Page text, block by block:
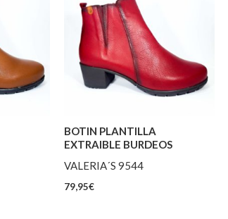
BOTIN PLANTILLA
EXTRAIBLE BURDEOS
VALERIA´S 9544
79,95€